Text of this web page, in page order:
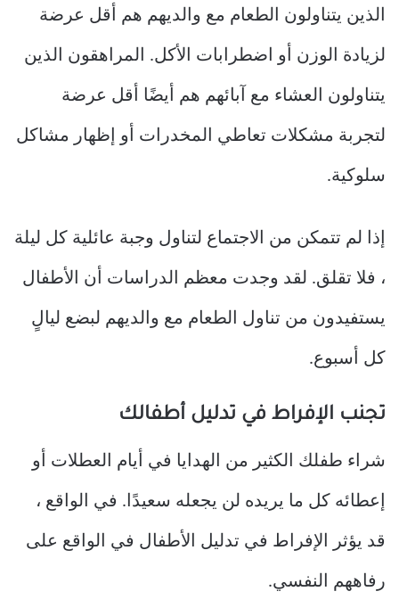
الذين يتناولون الطعام مع والديهم هم أقل عرضة
لزيادة الوزن أو اضطرابات الأكل. المراهقون الذين
يتناولون العشاء مع آبائهم هم أيضًا أقل عرضة
لتجربة مشكلات تعاطي المخدرات أو إظهار مشاكل
سلوكية.
إذا لم تتمكن من الاجتماع لتناول وجبة عائلية كل ليلة
، فلا تقلق. لقد وجدت معظم الدراسات أن الأطفال
يستفيدون من تناول الطعام مع والديهم لبضع ليالٍ
كل أسبوع.
تجنب الإفراط في تدليل أطفالك
شراء طفلك الكثير من الهدايا في أيام العطلات أو
إعطائه كل ما يريده لن يجعله سعيدًا. في الواقع ،
قد يؤثر الإفراط في تدليل الأطفال في الواقع على
رفاههم النفسي.